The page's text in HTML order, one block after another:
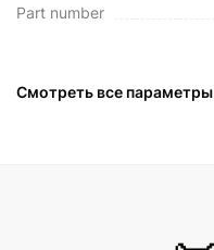
Part number
Смотреть все параметры